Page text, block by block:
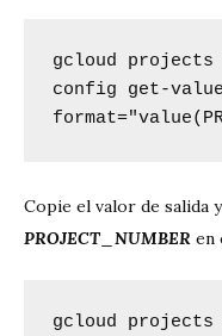
gcloud
config get-
Copie el valor de salida
PROJECT_NUMBER en